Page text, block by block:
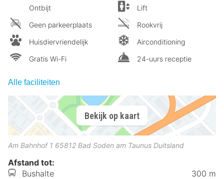
Ontbijt
Geen parkeerplaats
Huisdiervriendelijk
Gratis Wi-Fi
Lift
Rookvrij
Airconditioning
24-uurs receptie
Alle faciliteiten
Bekijk op kaart
Am Bahnhof 1 65812 Bad Soden am Taunus Duitsland
Afstand tot:
Bushalte
300 m